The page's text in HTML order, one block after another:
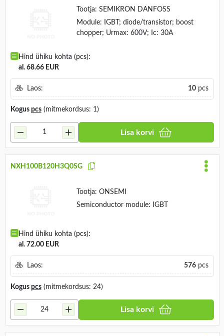
Tootja: SEMIKRON DANFOSS
Module: IGBT; diode/transistor; boost
chopper; Urmax: 600V; Ic: 30A
Hind ühiku kohta (pcs):
al. 68.66 EUR
Laos: 10pcs
Kogus pcs(mitmekordsus: 1)
Lisa korvi
NXH100B120H3Q0SG
Tootja: ONSEMI
Semiconductor module: IGBT
Hind ühiku kohta (pcs):
al. 72.00 EUR
Laos: 576pcs
Kogus pcs(mitmekordsus: 24)
Lisa korvi